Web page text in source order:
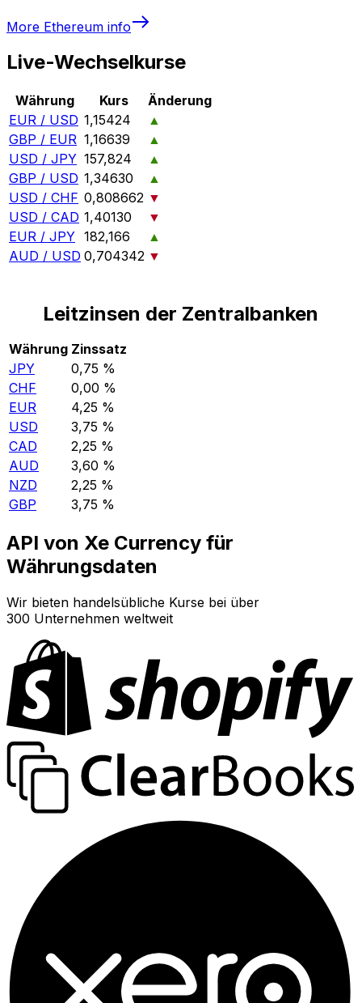
More Ethereum info
Live-Wechselkurse
Währung Kurs
Änderung
EUR / USD 1,15424
▲
GBP / EUR 1,16639
▲
USD / JPY 157,824
▲
GBP / USD 1,34630
▲
USD / CHF 0,808662 ▼
USD / CAD 1,40130
▼
EUR / JPY 182,166
▲
AUD / USD 0,704342 ▼
Leitzinsen der Zentralbanken
Währung Zinssatz
JPY
0,75 %
CHF
0,00 %
EUR
4,25 %
USD
3,75 %
CAD
2,25 %
AUD
3,60 %
NZD
2,25 %
GBP
3,75 %
API von Xe Currency für
Währungsdaten
Wir bieten handelsübliche Kurse bei über
300 Unternehmen weltweit